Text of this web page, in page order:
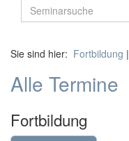
Sie sind hier: Fortbildung |
Alle Termine
Fortbildung